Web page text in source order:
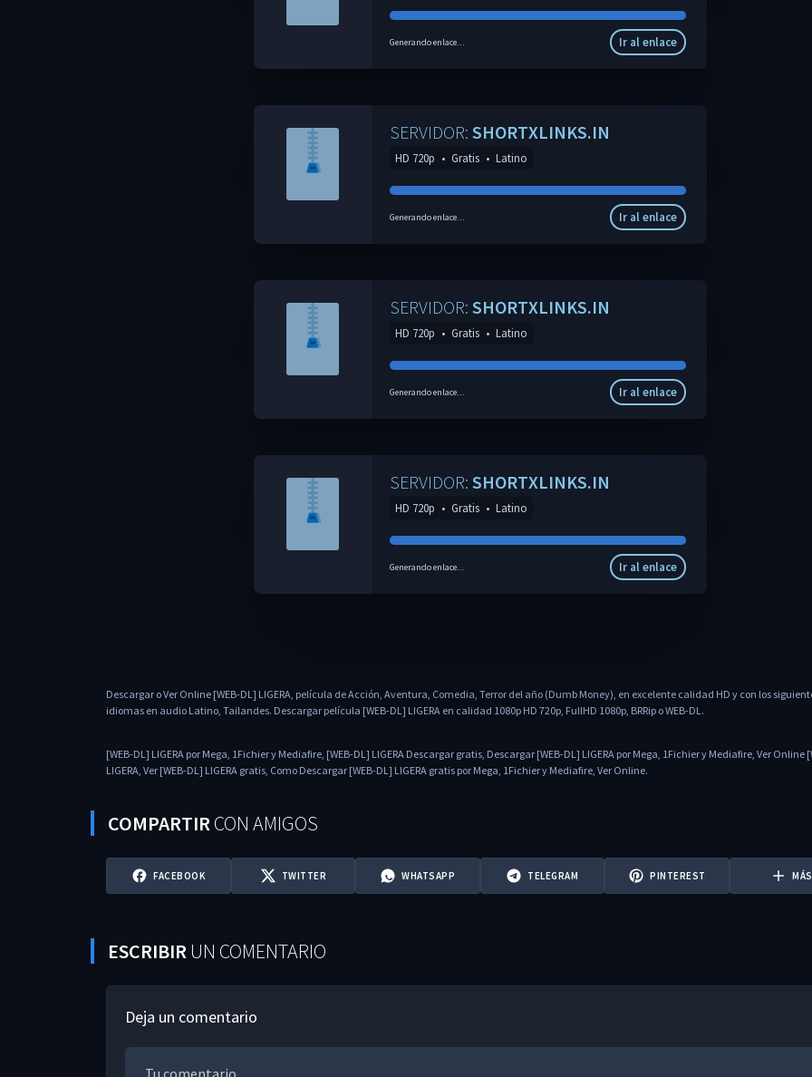
Generando enlace... Ir al enlace
SERVIDOR: SHORTXLINKS.IN
HD 720p • Gratis • Latino
Generando enlace... Ir al enlace
SERVIDOR: SHORTXLINKS.IN
HD 720p • Gratis • Latino
Generando enlace... Ir al enlace
SERVIDOR: SHORTXLINKS.IN
HD 720p • Gratis • Latino
Generando enlace... Ir al enlace
Descargar o Ver Online [WEB-DL] LIGERA, película de Acción, Aventura, Comedia, Terror del año (Dumb Money), en excelente calidad HD y con los
idiomas en audio Latino, Tailandes. Descargar película [WEB-DL] LIGERA en calidad 1080p HD 720p, FullHD 1080p, BRRip o WEB-DL.
[WEB-DL] LIGERA por Mega, 1Fichier y Mediafire, [WEB-DL] LIGERA Descargar gratis, Descargar [WEB-DL] LIGERA por Mega, 1Fichier y Mediafire, Ver Online
LIGERA, Ver [WEB-DL] LIGERA gratis, Como Descargar [WEB-DL] LIGERA gratis por Mega, 1Fichier y Mediafire, Ver Online.
COMPARTIRCON AMIGOS
FACEBOOK TWITTER WHATSAPP TELEGRAM PINTEREST MÁS
ESCRIBIR UN COMENTARIO
Deja un comentario